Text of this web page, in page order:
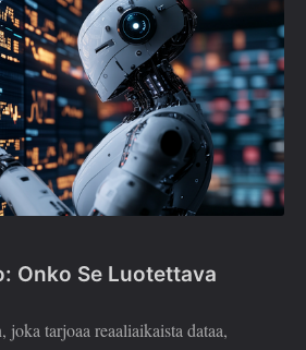
Onko Se Luotettava
tarjoaa reaaliaikaista dataa,